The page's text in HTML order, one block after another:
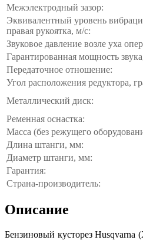
Межэлектродный зазор:
Эквивалентный уровень
правая рукоятка, м/с:
Звуковое давление возле уха
Гарантированная мощность
Передаточное отношение:
Угол расположения редуктора,
Металлический диск:
Ременная оснастка:
Масса (без режущего
Длина штанги, мм:
Диаметр штанги, мм:
Гарантия:
Страна-производитель:
Описание
Бензиновый кусторез Husqvarna